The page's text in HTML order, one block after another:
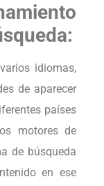
idiomas,
de aparecer
países
motores de
de búsqueda
en ese